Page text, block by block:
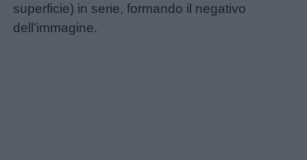
superficie) in serie, formando il negativo
dell’immagine.